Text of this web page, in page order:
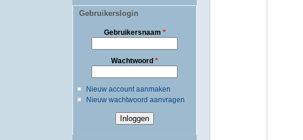
Gebruikerslogin
Gebruikersnaam *
Wachtwoord *
Nieuw account aanmaken
Nieuw wachtwoord aanvragen